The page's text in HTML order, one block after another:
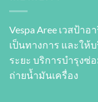
Vespa Aree เวสป้า
เป็นทางการ และให้
ระยะ บริการบำรุงซ่
ถ่ายนํ้ามันเครื่อง